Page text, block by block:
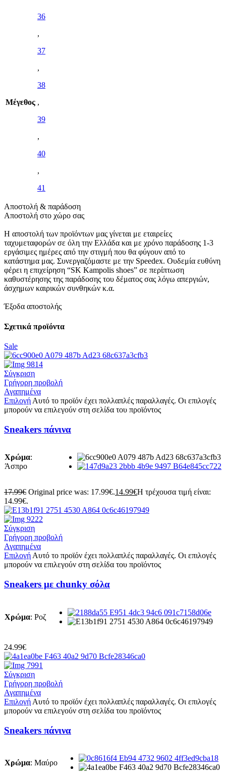
Μέγεθος
36
,
37
,
38
,
39
,
40
,
41
Αποστολή & παράδοση
Αποστολή στο χώρο σας
Η αποστολή των προϊόντων μας γίνεται με εταιρείες
ταχυμεταφορών σε όλη την Ελλάδα και με χρόνο παράδοσης 1-3
εργάσιμες ημέρες από την στιγμή που θα φύγουν από το
κατάστημα μας. Συνεργαζόμαστε με την Speedex. Oυδεμία ευθύνη
φέρει η επιχείρηση “SK Kampolis shoes” σε περίπτωση
καθυστέρησης της παράδοσης του δέματος σας λόγω απεργιών,
άσχημων καιρικών συνθηκών κ.α.
Έξοδα αποστολής
Σχετικά προϊόντα
Sale
Σύγκριση
Γρήγορη προβολή
Αγαπημένα
Επιλογή Αυτό το προϊόν έχει πολλαπλές παραλλαγές. Οι επιλογές
μπορούν να επιλεγούν στη σελίδα του προϊόντος
Sneakers πάνινα
Χρώμα:
Άσπρο
17.99€ Original price was: 17.99€.14.99€Η τρέχουσα τιμή είναι:
14.99€.
Σύγκριση
Γρήγορη προβολή
Αγαπημένα
Επιλογή Αυτό το προϊόν έχει πολλαπλές παραλλαγές. Οι επιλογές
μπορούν να επιλεγούν στη σελίδα του προϊόντος
Sneakers με chunky σόλα
Χρώμα: Ροζ
24.99€
Σύγκριση
Γρήγορη προβολή
Αγαπημένα
Επιλογή Αυτό το προϊόν έχει πολλαπλές παραλλαγές. Οι επιλογές
μπορούν να επιλεγούν στη σελίδα του προϊόντος
Sneakers πάνινα
Χρώμα: Μαύρο